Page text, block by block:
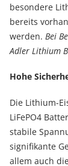
besondere
bereits
werden. Bei
Adler Lithium
Hohe
Die Lithium-
LiFePO4
stabile
signifikante
allem auch